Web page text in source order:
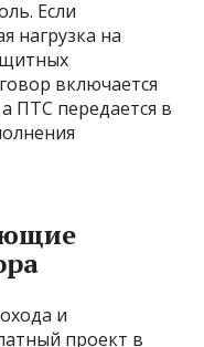
Если
нагрузка на
включается
ПТС передается в
и
проект в